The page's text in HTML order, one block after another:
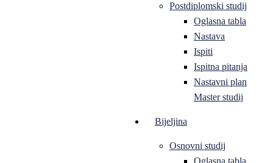
Postdiplomski studij
Oglasna tabla
Nastava
Ispiti
Ispitna pitanja
Nastavni plan
Master studij
Bijeljina
Osnovni studij
Oglasna tabla